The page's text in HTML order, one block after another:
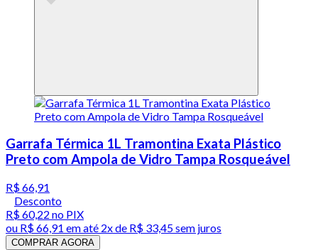
Garrafa Térmica 1L Tramontina Exata Plástico
Preto com Ampola de Vidro Tampa Rosqueável
R$ 66,91
Desconto
R$ 60,22 no PIX
ou R$ 66,91 em até 2x de R$ 33,45 sem juros
COMPRAR AGORA